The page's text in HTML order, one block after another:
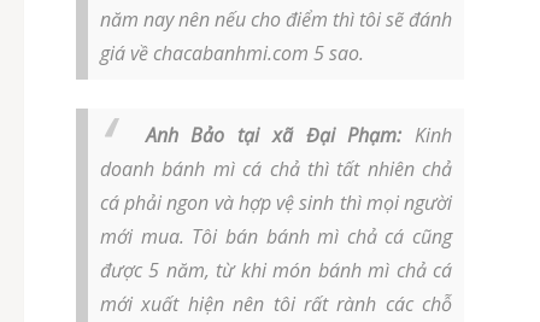
năm nay nên nếu cho điểm thì tôi sẽ đánh
giá về chacabanhmi.com 5 sao.
Anh Bảo tại xã Đại Phạm: Kinh
doanh bánh mì cá chả thì tất nhiên chả
cá phải ngon và hợp vệ sinh thì mọi người
mới mua. Tôi bán bánh mì chả cá cũng
được 5 năm, từ khi món bánh mì chả cá
mới xuất hiện nên tôi rất rành các chỗ